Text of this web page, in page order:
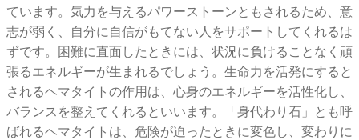
ています。気力を与えるパワーストーンともされるため、意
志が弱く、自分に自信がもてない人をサポートしてくれるは
ずです。困難に直面したときには、状況に負けることなく頑
張るエネルギーが生まれるでしょう。生命力を活発にすると
されるヘマタイトの作用は、心身のエネルギーを活性化し、
バランスを整えてくれるといいます。「身代わり石」とも呼
ばれるヘマタイトは、危険が迫ったときに変色し、変わりに